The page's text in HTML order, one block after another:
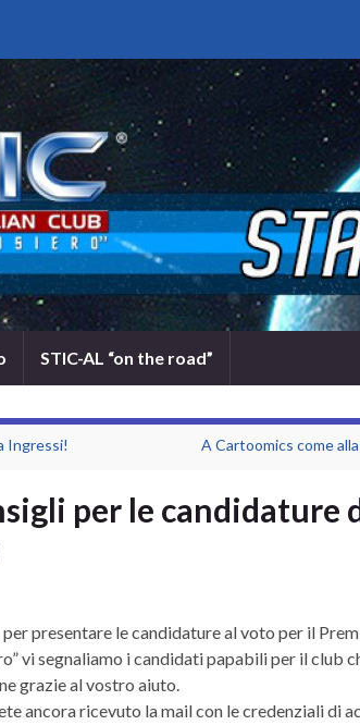
STIC-AL “on the road”
Ingressi! A Cartoomics come
per le candidature
presentare le candidature al voto per il
vi segnaliamo i candidati papabili per il club
grazie al vostro aiuto.
ancora ricevuto la mail con le credenziali di